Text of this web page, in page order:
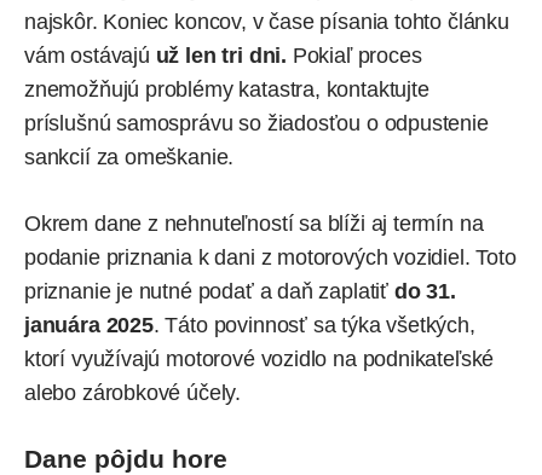
najskôr. Koniec koncov, v čase písania tohto článku
vám ostávajú už len tri dni. Pokiaľ proces
znemožňujú problémy katastra, kontaktujte
príslušnú samosprávu so žiadosťou o odpustenie
sankcií za omeškanie.
Okrem dane z nehnuteľností sa blíži aj termín na
podanie priznania k dani z motorových vozidiel. Toto
priznanie je nutné podať a daň zaplatiť do 31.
januára 2025. Táto povinnosť sa týka všetkých,
ktorí využívajú motorové vozidlo na podnikateľské
alebo zárobkové účely.
Dane pôjdu hore